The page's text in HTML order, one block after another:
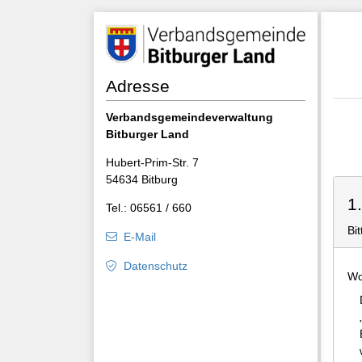
Adresse
Verbandsgemeindeverwaltung
Bitburger Land
Hubert-Prim-Str. 7
54634 Bitburg
Tel.: 06561 / 660
E-Mail
Datenschutz